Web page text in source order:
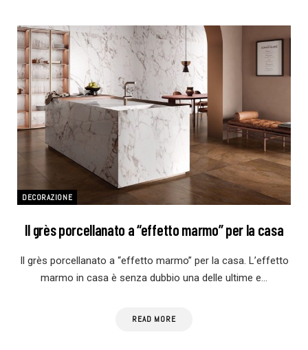
DECORAZIONE
Il grès porcellanato a “effetto marmo” per la casa
Il grès porcellanato a “effetto marmo” per la casa. L’effetto
marmo in casa è senza dubbio una delle ultime e…
READ MORE